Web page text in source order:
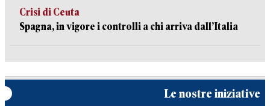
Crisi di Ceuta
Spagna, in vigore i controlli a chi arriva dall’Italia
Le nostre iniziative